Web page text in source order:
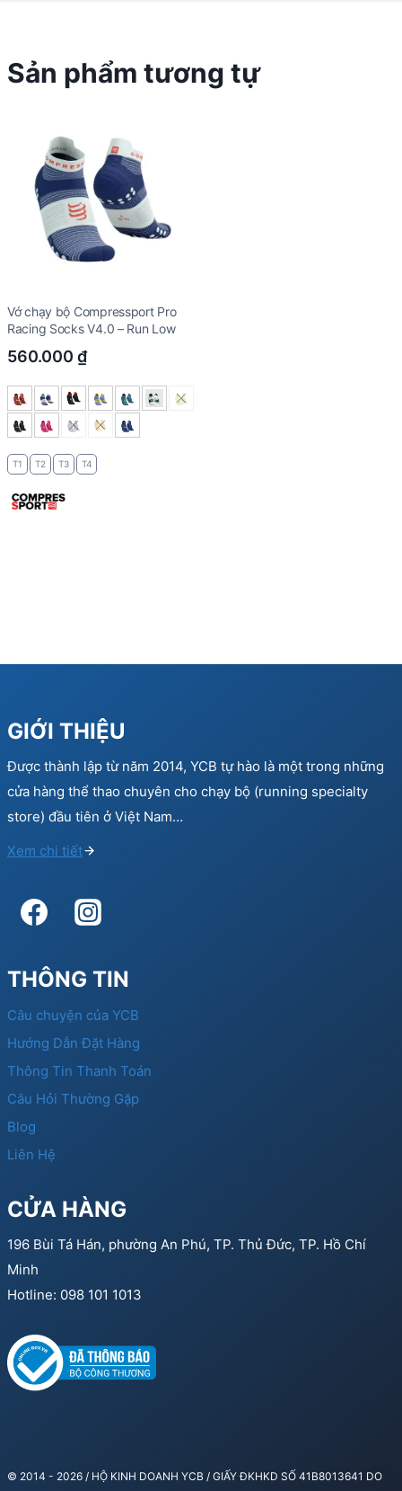
Sản phẩm tương tự
Vớ chạy bộ Compressport Pro
Racing Socks V4.0 – Run Low
560.000 ₫
T1 T2 T3 T4
GIỚI THIỆU
Được thành lập từ năm 2014, YCB tự hào là một trong những
cửa hàng thể thao chuyên cho chạy bộ (running specialty
store) đầu tiên ở Việt Nam…
Xem chi tiết
THÔNG TIN
Câu chuyện của YCB
Hướng Dẫn Đặt Hàng
Thông Tin Thanh Toán
Câu Hỏi Thường Gặp
Blog
Liên Hệ
CỬA HÀNG
196 Bùi Tá Hán, phường An Phú, TP. Thủ Đức, TP. Hồ Chí
Minh
Hotline: 098 101 1013
© 2014 - 2026 / HỘ KINH DOANH YCB / GIẤY ĐKHKD SỐ 41B8013641 DO